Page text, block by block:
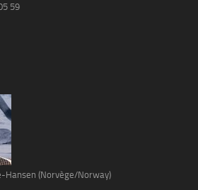
59
Hansen (Norvège/Norway)